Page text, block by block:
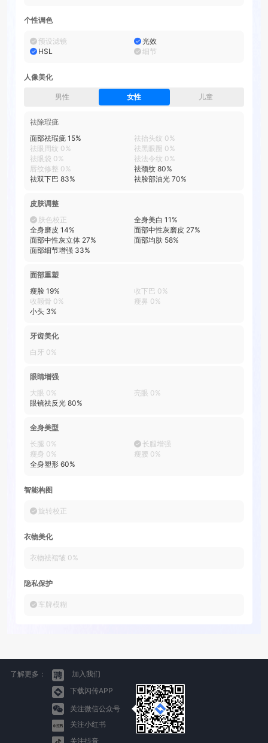
个性调色
预设滤镜
光效
HSL
细节
人像美化
男性 女性 儿童
祛除瑕疵
面部祛瑕疵 15% 祛抬头纹 0%
祛眼周纹 0% 祛黑眼圈 0%
祛眼袋 0% 祛法令纹 0%
唇纹修整 0% 祛颈纹 80%
祛双下巴 83% 祛脸部油光 70%
皮肤调整
肤色校正
全身美白 11 %
全身磨皮 14% 面部中性灰磨皮 27%
面部中性灰立体 27% 面部均肤 58%
面部细节增强 33%
面部重塑
瘦脸 19% 收下巴 0%
收颧骨 0% 瘦鼻 0%
小头 3%
牙齿美化
白牙 0%
眼睛增强
大眼 0% 亮眼 0%
眼镜祛反光 80%
全身美型
长腿 0%
长腿增强
瘦身 0% 瘦腰 0%
全身塑形 60%
智能构图
旋转校正
衣物美化
衣物祛褶皱 0%
隐私保护
车牌模糊
了解更多：
加入我们
下载闪传APP
关注微信公众号
关注小红书
关注抖音